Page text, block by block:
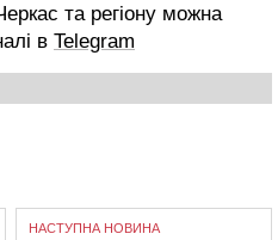
та регіону можна
в Telegram
НАСТУПНА НОВИНА